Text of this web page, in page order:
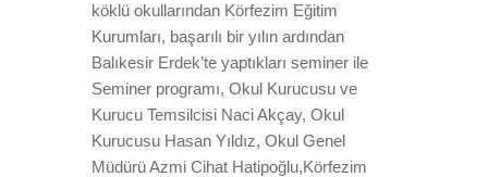
köklü okullarından Körfezim Eğitim
Kurumları, başarılı bir yılın ardından
Balıkesir Erdek’te yaptıkları seminer ile
Seminer programı, Okul Kurucusu ve
Kurucu Temsilcisi Naci Akçay, Okul
Kurucusu Hasan Yıldız, Okul Genel
Müdürü Azmi Cihat Hatipoğlu,Körfezim